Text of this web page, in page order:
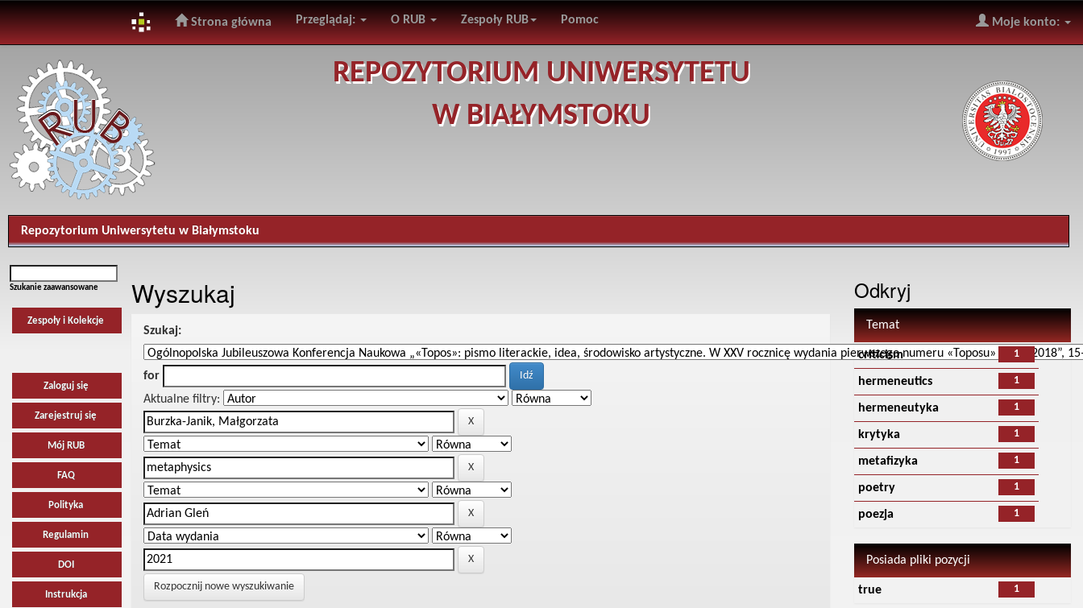
navigation
Strona główna Przeglądaj: O RUB Zespoły RUB Pomoc Moje konto:
REPOZYTORIUM UNIWERSYTETU
W BIAŁYMSTOKU
Repozytorium Uniwersytetu w Białymstoku
Szukanie zaawansowane
Zespoły i Kolekcje
Zaloguj się
Zarejestruj się
Mój RUB
FAQ
Polityka
Regulamin
DOI
Instrukcja
Wyszukaj
Szukaj:
for
Aktualne filtry:
Rozpocznij nowe wyszukiwanie
Odkryj
Temat
1
criticism
1
hermeneutics
1
hermeneutyka
1
krytyka
1
metafizyka
1
poetry
1
poezja
Posiada pliki pozycji
1
true